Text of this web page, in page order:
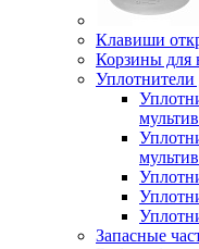
Клавиши
Корзины для
Уплотнители
Запасные